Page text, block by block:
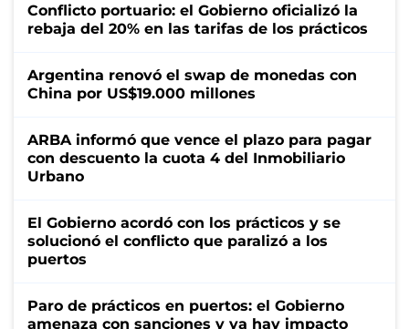
Conflicto portuario: el Gobierno oficializó la
rebaja del 20% en las tarifas de los prácticos
Argentina renovó el swap de monedas con
China por US$19.000 millones
ARBA informó que vence el plazo para pagar
con descuento la cuota 4 del Inmobiliario
Urbano
El Gobierno acordó con los prácticos y se
solucionó el conflicto que paralizó a los
puertos
Paro de prácticos en puertos: el Gobierno
amenaza con sanciones y ya hay impacto